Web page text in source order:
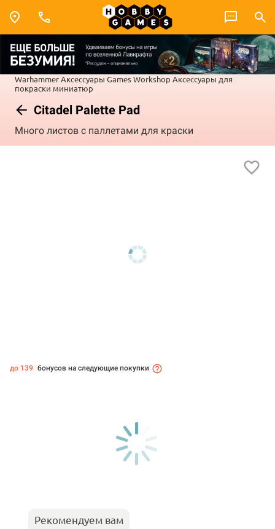
WarhammerАксессуары Games Workshop Аксессуары для
покраски миниатюр
Citadel Palette Pad
Много листов с паллетами для краски
до 139 бонусов на следующие покупки
Рекомендуем вам